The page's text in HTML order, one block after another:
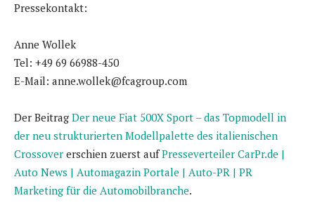
Pressekontakt:
Anne Wollek
Tel: +49 69 66988-450
E-Mail: anne.wollek@fcagroup.com
Der Beitrag Der neue Fiat 500X Sport – das Topmodell in
der neu strukturierten Modellpalette des italienischen
Crossover erschien zuerst aufPresseverteiler CarPr.de |
Auto News | Automagazin Portale | Auto-PR | PR
Marketing für die Automobilbranche.